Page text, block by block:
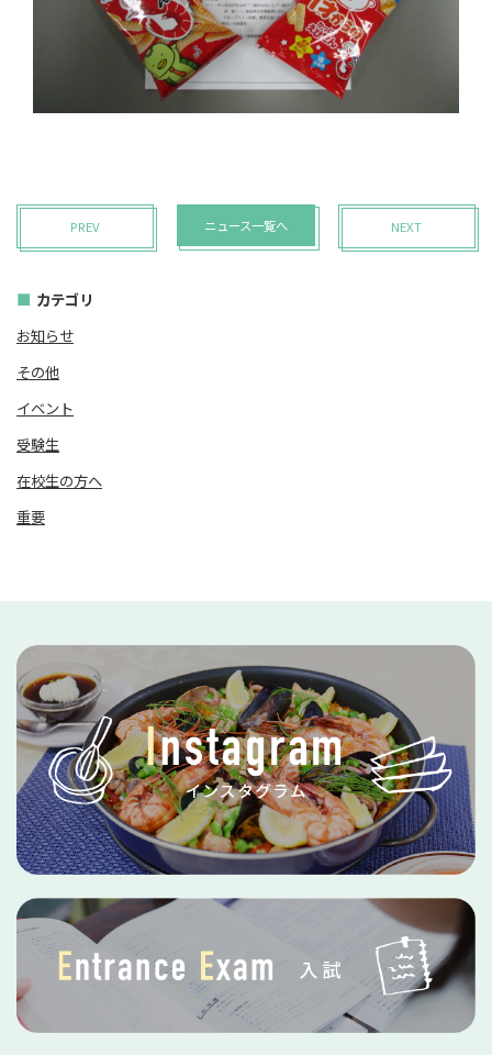
PREV ニュース一覧へ NEXT
カテゴリ
お知らせ
その他
イベント
受験生
在校生の方へ
重要